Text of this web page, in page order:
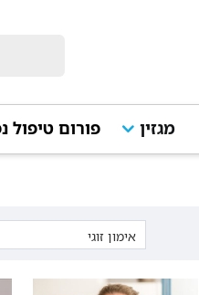
מגזין פורום טיפול